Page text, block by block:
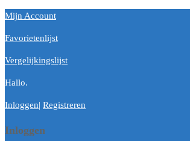
Mijn Account
Favorietenlijst
Vergelijkingslijst
Hallo.
Inloggen| Registreren
Inloggen